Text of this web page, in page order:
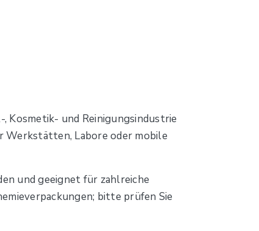
Kosmetik- und Reinigungsindustrie
Werkstätten, Labore oder mobile
und geeignet für zahlreiche
bitte prüfen Sie